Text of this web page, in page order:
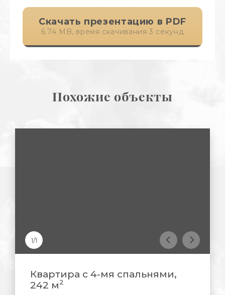
Скачать презентацию в PDF
6.74 MB, время скачивания 3 секунд
Похожие объекты
1/1
Квартира с 4-мя спальнями,
242 м2